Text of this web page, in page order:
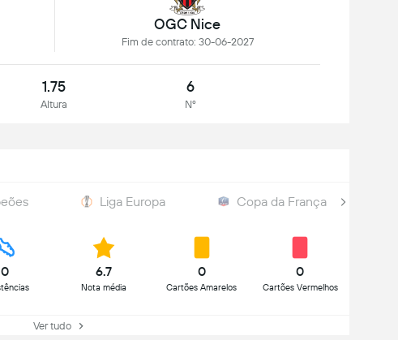
OGC Nice
Fim de contrato: 30-06-2027
1.75
Altura
6
Nº
Liga Europa Copa da França
0 6.7
Nota média
0
Cartões Amarelos
0
Cartões Vermelhos
Ver tudo